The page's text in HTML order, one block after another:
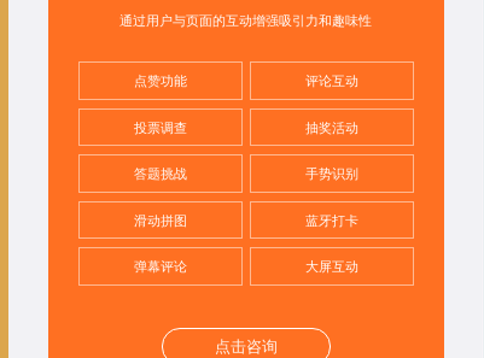
通过用户与页面的互动增强吸引力和趣味性
点赞功能 评论互动
投票调查 抽奖活动
答题挑战 手势识别
滑动拼图 蓝牙打卡
弹幕评论 大屏互动
点击咨询